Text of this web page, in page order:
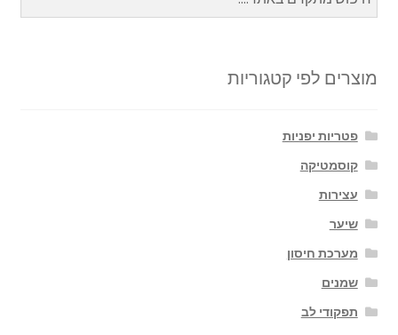
מוצרים לפי קטגוריות
פטריות יפניות
קוסמטיקה
עצירות
שיער
מערכת חיסון
שמנים
תפקודי לב